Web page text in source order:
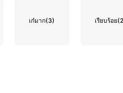
เก๋มาก(3) เรียบร้อย